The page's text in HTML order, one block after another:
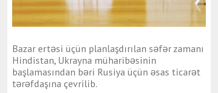
Bazar ertəsi üçün planlaşdırılan səfər zamanı
Hindistan, Ukrayna müharibəsinin
başlamasından bəri Rusiya üçün əsas ticarət
tərəfdaşına çevrilib.